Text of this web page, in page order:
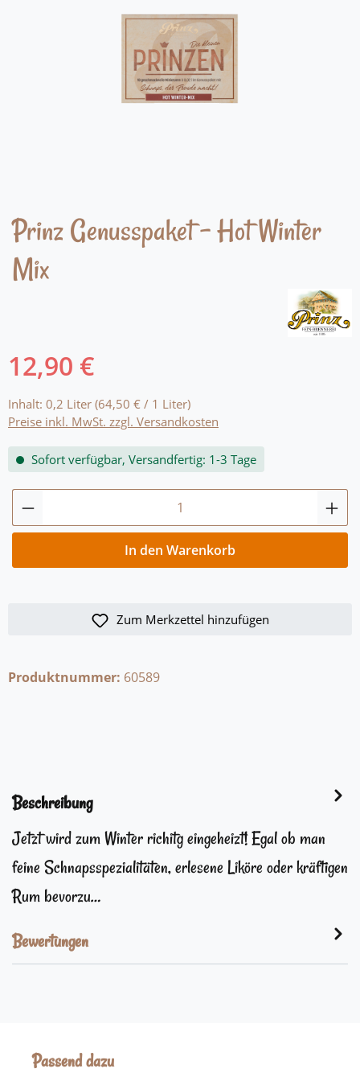
Prinz Genusspaket - Hot Winter
Mix
Regulärer Preis:
12,90 €
Inhalt: 0,2 Liter (64,50 € / 1 Liter)
Preise inkl. MwSt. zzgl. Versandkosten
Sofort verfügbar, Versandfertig: 1-3 Tage
Produkt Anzahl: Gib den gewünschten
In den Warenkorb
Zum Merkzettel hinzufügen
Produktnummer: 60589
Beschreibung
Jetzt wird zum Winter richitg eingeheizt! Egal ob man
feine Schnapsspezialitäten, erlesene Liköre oder kräftigen
Rum bevorzu…
Bewertungen
Produktgalerie überspringen
Passend dazu